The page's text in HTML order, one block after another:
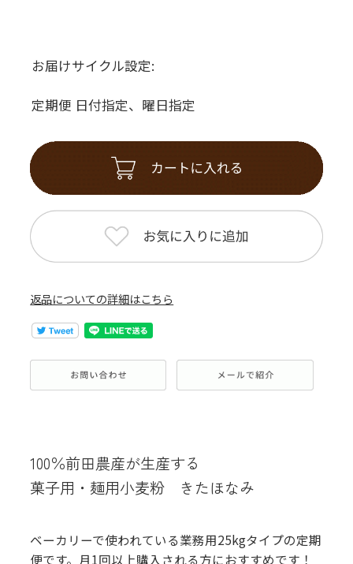
お届けサイクル設定:
定期便 日付指定、曜日指定
返品についての詳細はこちら
100％前田農産が生産する
菓子用・麺用小麦粉 きたほなみ
ベーカリーで使われている業務用25kgタイプの定期
便です。月1回以上購入される方におすすめです！